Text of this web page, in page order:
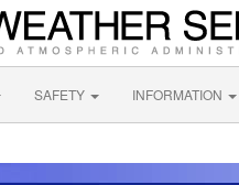
SAFETY INFORMATION